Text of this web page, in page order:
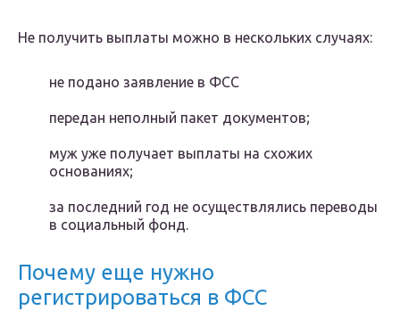
Не получить выплаты можно в нескольких случаях:
не подано заявление в ФСС
передан неполный пакет документов;
муж уже получает выплаты на схожих
основаниях;
за последний год не осуществлялись переводы
в социальный фонд.
Почему еще нужно
регистрироваться в ФСС